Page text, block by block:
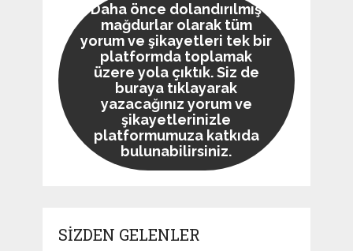
Daha önce dolandırılmış
mağdurlar olarak tüm
yorum ve şikayetleri tek bir
platformda toplamak
üzere yola çıktık. Siz de
buraya tıklayarak
yazacağınız yorum ve
şikayetlerinizle
platformumuza katkıda
bulunabilirsiniz.
SİZDEN GELENLER